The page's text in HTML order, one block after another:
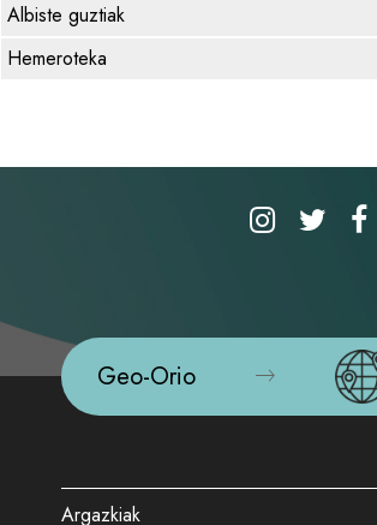
Albiste guztiak
Hemeroteka
Geo-Orio
Argazkiak